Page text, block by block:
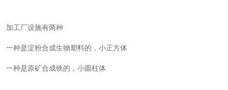
加工厂设施有两种
一种是淀粉合成生物塑料的，小正方体
一种是原矿合成铁的，小圆柱体